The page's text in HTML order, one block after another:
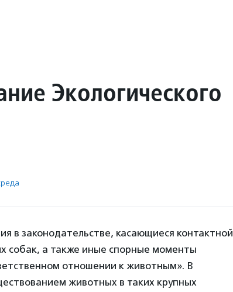
Экологического
в законодательстве, касающиеся контактной
собак, а также иные спорные моменты
отношении к животным». В
животных в таких крупных